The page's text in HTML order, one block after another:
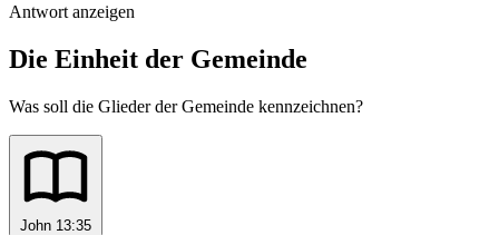
Antwort anzeigen
Die Einheit der Gemeinde
Was soll die Glieder der Gemeinde kennzeichnen?
John 13:35